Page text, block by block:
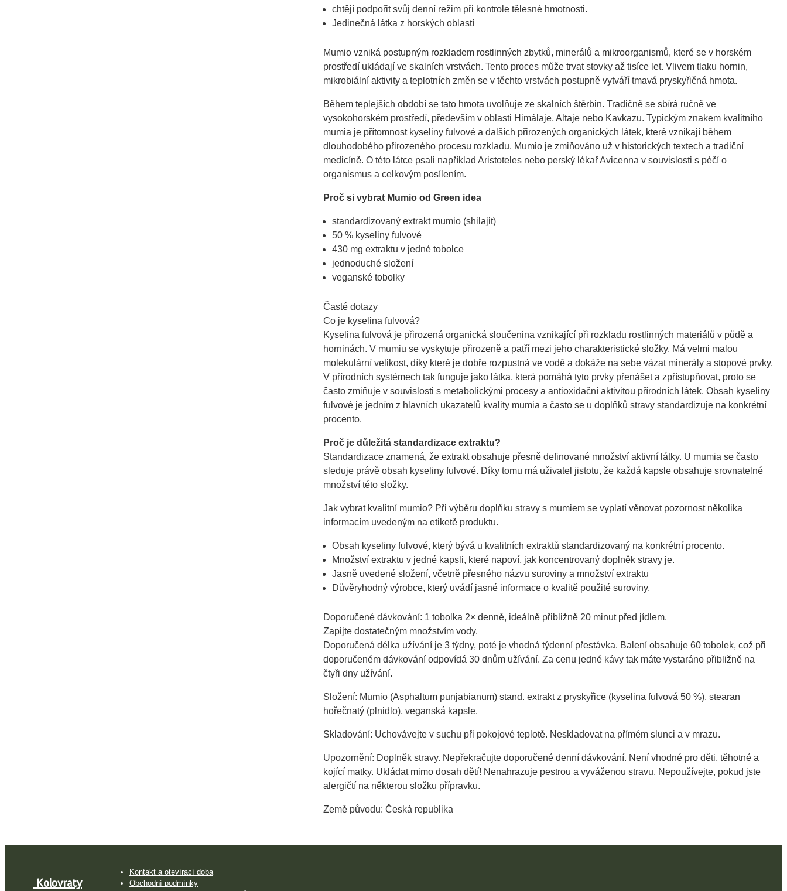
chtějí podpořit svůj denní režim při kontrole tělesné hmotnosti.
Jedinečná látka z horských oblastí
Mumio vzniká postupným rozkladem rostlinných zbytků, minerálů a mikroorganismů, které se v horském
prostředí ukládají ve skalních vrstvách. Tento proces může trvat stovky až tisíce let. Vlivem tlaku hornin,
mikrobiální aktivity a teplotních změn se v těchto vrstvách postupně vytváří tmavá pryskyřičná hmota.
Během teplejších období se tato hmota uvolňuje ze skalních štěrbin. Tradičně se sbírá ručně ve
vysokohorském prostředí, především v oblasti Himálaje, Altaje nebo Kavkazu. Typickým znakem kvalitního
mumia je přítomnost kyseliny fulvové a dalších přirozených organických látek, které vznikají během
dlouhodobého přirozeného procesu rozkladu. Mumio je zmiňováno už v historických textech a tradiční
medicíně. O této látce psali například Aristoteles nebo perský lékař Avicenna v souvislosti s péčí o
organismus a celkovým posílením.
Proč si vybrat Mumio od Green idea
standardizovaný extrakt mumio (shilajit)
50 % kyseliny fulvové
430 mg extraktu v jedné tobolce
jednoduché složení
veganské tobolky
Časté dotazy
Co je kyselina fulvová?
Kyselina fulvová je přirozená organická sloučenina vznikající při rozkladu rostlinných materiálů v půdě a
horninách. V mumiu se vyskytuje přirozeně a patří mezi jeho charakteristické složky. Má velmi malou
molekulární velikost, díky které je dobře rozpustná ve vodě a dokáže na sebe vázat minerály a stopové prvky.
V přírodních systémech tak funguje jako látka, která pomáhá tyto prvky přenášet a zpřístupňovat, proto se
často zmiňuje v souvislosti s metabolickými procesy a antioxidační aktivitou přírodních látek. Obsah kyseliny
fulvové je jedním z hlavních ukazatelů kvality mumia a často se u doplňků stravy standardizuje na konkrétní
procento.
Proč je důležitá standardizace extraktu?
Standardizace znamená, že extrakt obsahuje přesně definované množství aktivní látky. U mumia se často
sleduje právě obsah kyseliny fulvové. Díky tomu má uživatel jistotu, že každá kapsle obsahuje srovnatelné
množství této složky.
Jak vybrat kvalitní mumio? Při výběru doplňku stravy s mumiem se vyplatí věnovat pozornost několika
informacím uvedeným na etiketě produktu.
Obsah kyseliny fulvové, který bývá u kvalitních extraktů standardizovaný na konkrétní procento.
Množství extraktu v jedné kapsli, které napoví, jak koncentrovaný doplněk stravy je.
Jasně uvedené složení, včetně přesného názvu suroviny a množství extraktu
Důvěryhodný výrobce, který uvádí jasné informace o kvalitě použité suroviny.
Doporučené dávkování: 1 tobolka 2× denně, ideálně přibližně 20 minut před jídlem.
Zapijte dostatečným množstvím vody.
Doporučená délka užívání je 3 týdny, poté je vhodná týdenní přestávka. Balení obsahuje 60 tobolek, což při
doporučeném dávkování odpovídá 30 dnům užívání. Za cenu jedné kávy tak máte vystaráno přibližně na
čtyři dny užívání.
Složení: Mumio (Asphaltum punjabianum) stand. extrakt z pryskyřice (kyselina fulvová 50 %), stearan
hořečnatý (plnidlo), veganská kapsle.
Skladování: Uchovávejte v suchu při pokojové teplotě. Neskladovat na přímém slunci a v mrazu.
Upozornění: Doplněk stravy. Nepřekračujte doporučené denní dávkování. Není vhodné pro děti, těhotné a
kojící matky. Ukládat mimo dosah dětí! Nenahrazuje pestrou a vyváženou stravu. Nepoužívejte, pokud jste
alergičtí na některou složku přípravku.
Země původu: Česká republika
Kolovraty
Kontakt a otevírací doba
Obchodní podmínky